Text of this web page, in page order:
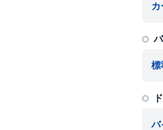
標
バ